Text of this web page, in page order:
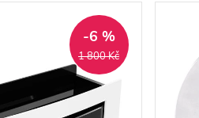
1 800 Kč
-6 %